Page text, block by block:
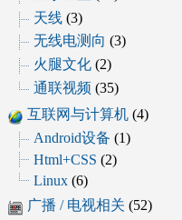
天线 (3)
无线电测向 (3)
火腿文化 (2)
通联视频 (35)
互联网与计算机 (4)
Android设备 (1)
Html+CSS (2)
Linux (6)
广播 / 电视相关 (52)